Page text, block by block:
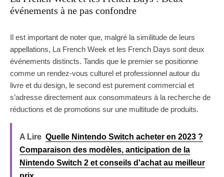
événements à ne pas confondre
Il est important de noter que, malgré la similitude de leurs
appellations, La French Week et les French Days sont deux
événements distincts. Tandis que le premier se positionne
comme un rendez-vous culturel et professionnel autour du
livre et du design, le second est purement commercial et
s’adresse directement aux consommateurs à la recherche de
réductions et de promotions sur une multitude de produits.
A Lire Quelle Nintendo Switch acheter en 2023 ?
Comparaison des modèles, anticipation de la
Nintendo Switch 2 et conseils d'achat au meilleur